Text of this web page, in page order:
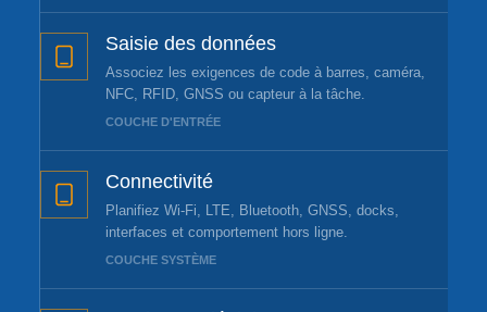
Saisie des données
Associez les exigences de code à barres, caméra,
NFC, RFID, GNSS ou capteur à la tâche.
COUCHE D'ENTRÉE
Connectivité
Planifiez Wi-Fi, LTE, Bluetooth, GNSS, docks,
interfaces et comportement hors ligne.
COUCHE SYSTÈME